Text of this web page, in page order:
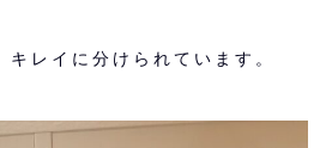
レイに分けられています。